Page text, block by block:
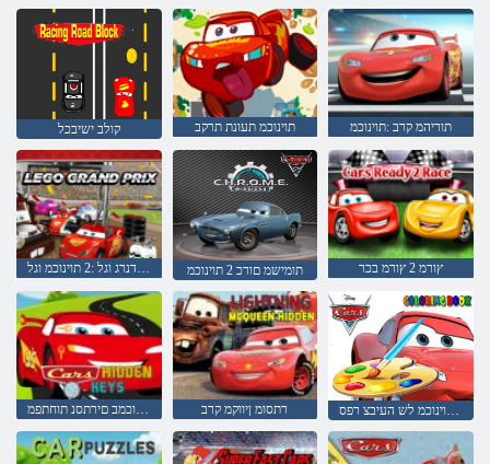
קולב ישיבכל תוינוכמ תעונת תרקב תוריהמ קרב :תוינוכמ
ירפ דנרג וגל :2 תוינוכמ וגל תומישמ םורכ 2 תוינוכמ ץורמ 2 ץורמ בכר
תוינוכמב םירתסנ תוחתפמ רתסומ ןיווקמ קרב ינסיד תוינוכמ לש העיבצ רפס